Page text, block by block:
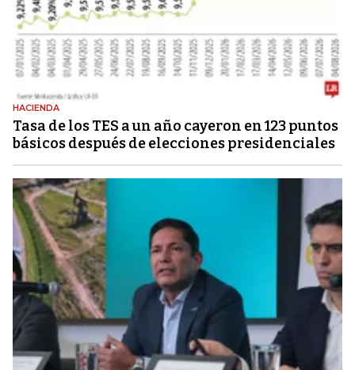
HACIENDA
Tasa de los TES a un año cayeron en 123 puntos
básicos después de elecciones presidenciales